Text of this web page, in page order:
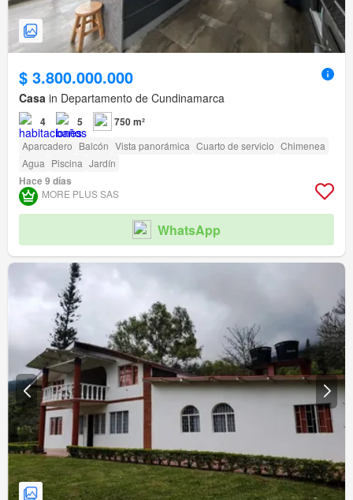
$ 3.800.000.000
Casa in Departamento de Cundinamarca
4 5 750 m²
Aparcadero Balcón Vista panorámica Cuarto de servicio Chimenea
Agua Piscina Jardín
Hace 9 días
MORE PLUS SAS
WhatsApp